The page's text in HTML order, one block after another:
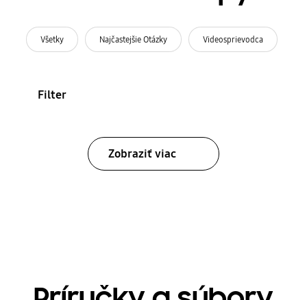
Všetky Najčastejšie Otázky Videosprievodca
Filter
Zobraziť viac